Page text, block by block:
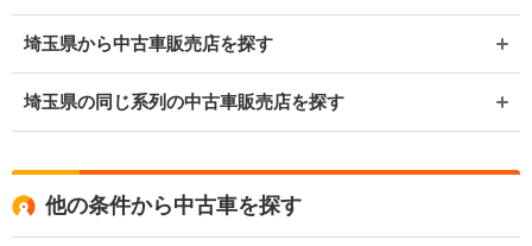
埼玉県から中古車販売店を探す
埼玉県の同じ系列の中古車販売店を探す
他の条件から中古車を探す